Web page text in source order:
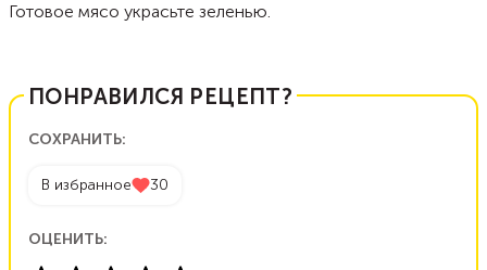
Готовое мясо украсьте зеленью.
ПОНРАВИЛСЯ РЕЦЕПТ?
СОХРАНИТЬ:
В избранное 30
ОЦЕНИТЬ: